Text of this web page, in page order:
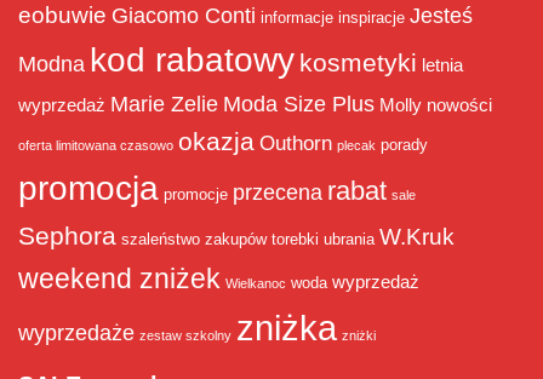
eobuwie Giacomo Conti informacje inspiracje Jesteś
Modna kod rabatowy kosmetyki letnia
wyprzedaż Marie Zelie Moda Size Plus Molly nowości
oferta limitowana czasowo okazja Outhorn plecak porady
promocja promocje przecena rabat sale
Sephora szaleństwo zakupów torebki ubrania W.Kruk
weekend zniżek Wielkanoc woda wyprzedaż
wyprzedaże zestaw szkolny zniżka zniżki